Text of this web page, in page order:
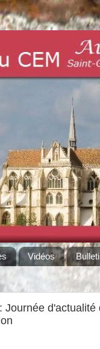
Vidéos
Journée d'actualité